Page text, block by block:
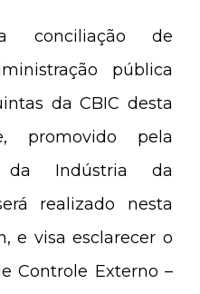
conciliação de
pública
da CBIC desta
promovido pela
da Indústria da
realizado nesta
e visa esclarecer o
Controle Externo –